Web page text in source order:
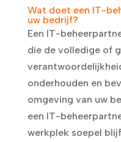
Wat doet een IT-
uw bedrijf?
Een IT-
die de volledige of
onderhouden en
omgeving van uw
een IT-
werkplek soepel